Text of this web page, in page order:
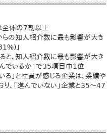
全体の7割以上
の知人紹介数に最も影響が大き
」
と、知人紹介数に最も影響が大き
でいるか」で35項目中1位
」と社員が感じる企業は、業績や
、「進んでいない」企業と35～47